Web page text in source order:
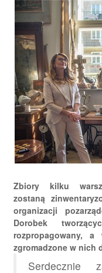
Zbiory kilku
zostaną
organizacji
Dorobek
rozpropagowany,
zgromadzone w nich
Serdecznie